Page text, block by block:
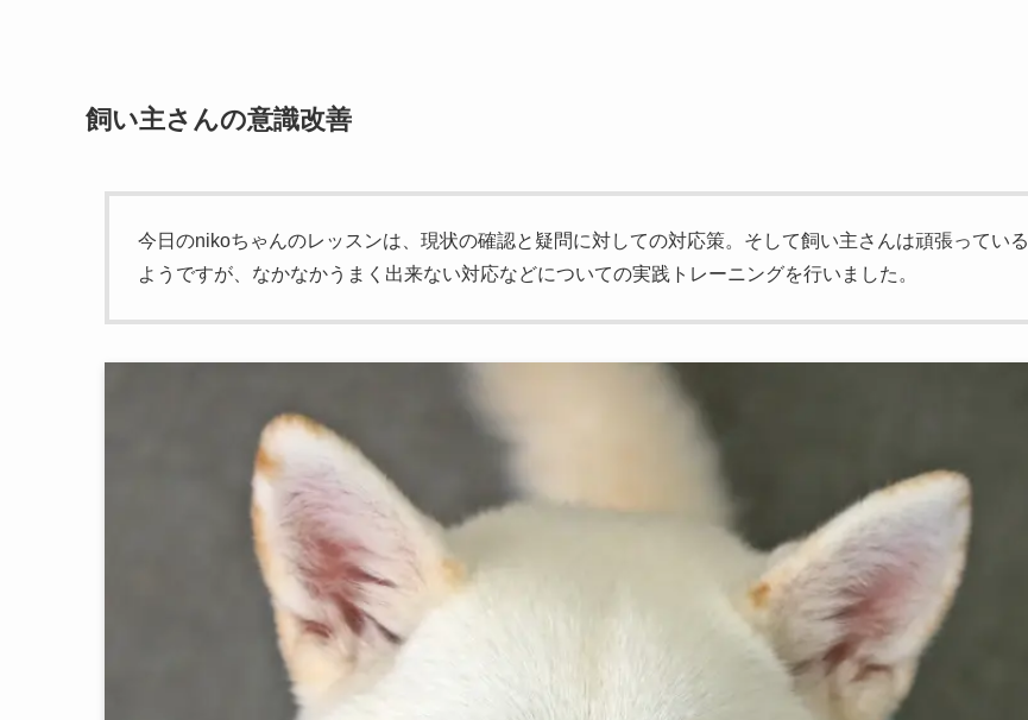
飼い主さんの意識改善
今日のnikoちゃんのレッスンは、現状の確認と疑問に対しての対応策。そして飼い主さんは頑張っている
ようですが、なかなかうまく出来ない対応などについての実践トレーニングを行いました。